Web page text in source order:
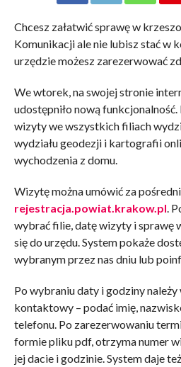
Chcesz załatwić sprawę w
Komunikacji ale nie lubisz stać w
urzędzie możesz zarezerwować
We wtorek, na swojej stronie
udostępniło nową
wizyty we wszystkich filiach
wydziału geodezji i kartografii
wychodzenia z domu.
Wizytę można umówić za
rejestracja.powiat.krakow.pl .
wybrać filie, datę wizyty i sprawę
się do urzędu. System pokaże
wybranym przez nas dniu lub
Po wybraniu daty i godziny
kontaktowy – podać imię,
telefonu. Po zarezerwowaniu
formie pliku pdf, otrzyma numer
jej dacie i godzinie. System daje